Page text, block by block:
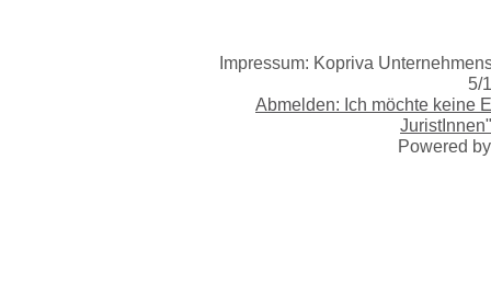
Impressum: Kopriva
5/
Abmelden: Ich möchte keine
Powered